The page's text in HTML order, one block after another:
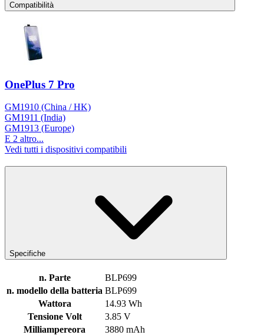
Compatibilità
OnePlus 7 Pro
GM1910 (China / HK)
GM1911 (India)
GM1913 (Europe)
E 2 altro...
Vedi tutti i dispositivi compatibili
Specifiche
n. Parte
BLP699
n. modello della batteria BLP699
Wattora
14.93 Wh
Tensione Volt
3.85 V
Milliampereora
3880 mAh